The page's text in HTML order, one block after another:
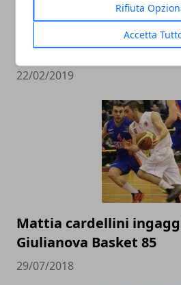
Rifiuta
Accetta
L’Italbasket contro
alla conquista del pass
Cina
22/02/2019
Mattia cardellini
Giulianova Basket 85
29/07/2018